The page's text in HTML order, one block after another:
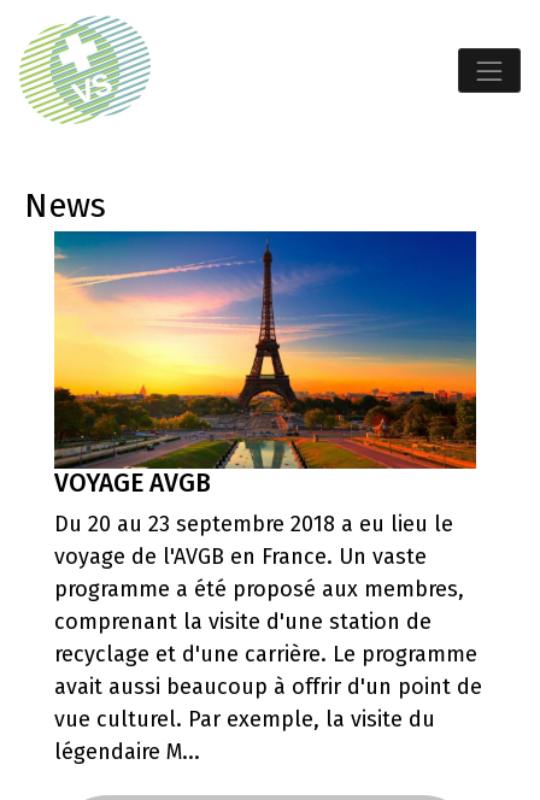
News
VOYAGE AVGB
Du 20 au 23 septembre 2018 a eu lieu le
voyage de l'AVGB en France. Un vaste
programme a été proposé aux membres,
comprenant la visite d'une station de
recyclage et d'une carrière. Le programme
avait aussi beaucoup à offrir d'un point de
vue culturel. Par exemple, la visite du
légendaire M...